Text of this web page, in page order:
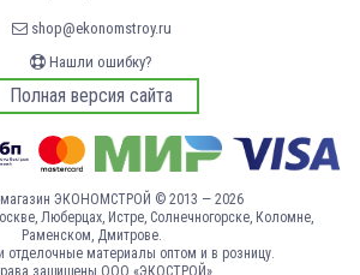
shop@ekonomstroy.ru
Нашли ошибку?
Полная версия сайта
магазин ЭКОНОМСТРОЙ © 2013 — 2026
Люберцах, Истре, Солнечногорске, Коломне,
Раменском, Дмитрове.
отделочные материалы оптом и в розницу.
защищены ООО «ЭКОСТРОЙ».